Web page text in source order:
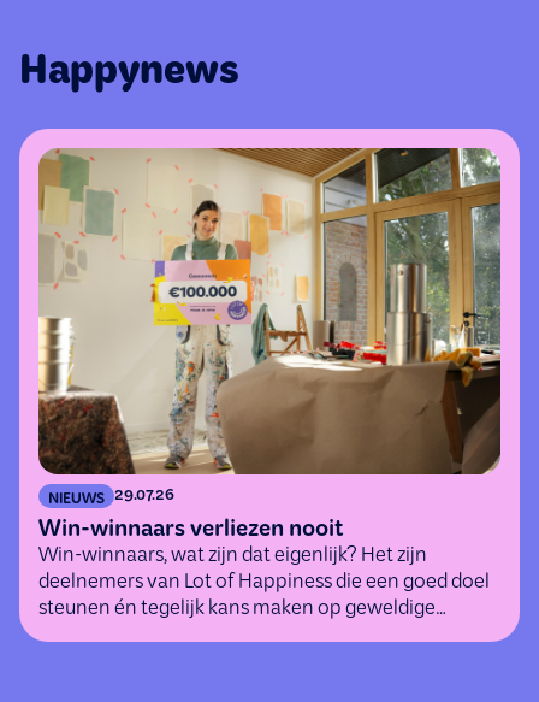
Happynews
NIEUWS 29.07.26
Win-winnaars verliezen nooit
Win-winnaars, wat zijn dat eigenlijk? Het zijn
deelnemers van Lot of Happiness die een goed doel
steunen én tegelijk kans maken op geweldige
(geld)prijzen.